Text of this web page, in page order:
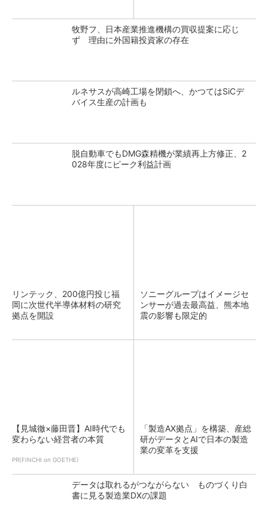
牧野フ、日本産業推進機構の買収提案に応じ
ず 理由に外国籍投資家の存在
ルネサスが高崎工場を閉鎖へ、かつてはSiCデ
バイス生産の計画も
脱自動車でもDMG森精機が業績再上方修正、2
028年度にピーク利益計画
リンテック、200億円投じ福
岡に次世代半導体材料の研究
拠点を開設
ソニーグループはイメージセ
ンサーが過去最高益、熊本地
震の影響も限定的
【見城徹×藤田晋】AI時代でも
変わらない経営者の本質
PR(FINCHI on GOETHE)
「製造AX拠点」を構築、産総
研がデータとAIで日本の製造
業の変革を支援
データは取れるがつながらない ものづくり白
書に見る製造業DXの課題